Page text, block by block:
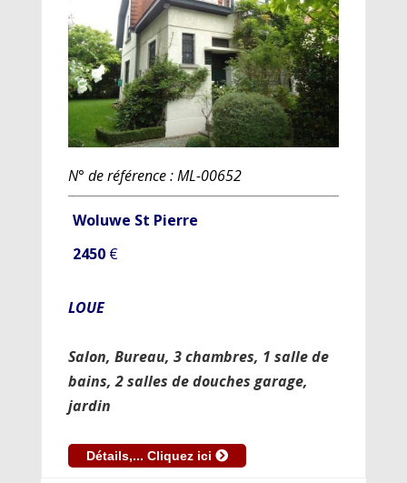
N° de référence : ML-00652
Woluwe St Pierre
2450€
LOUE
Salon, Bureau, 3 chambres, 1 salle de
bains, 2 salles de douches garage,
jardin
Détails,... Cliquez ici